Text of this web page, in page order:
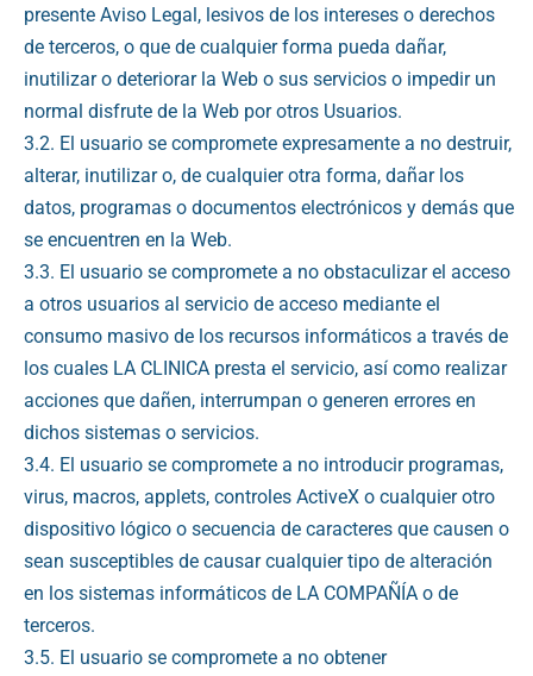
presente Aviso Legal, lesivos de los intereses o derechos
de terceros, o que de cualquier forma pueda dañar,
inutilizar o deteriorar la Web o sus servicios o impedir un
normal disfrute de la Web por otros Usuarios.
3.2. El usuario se compromete expresamente a no destruir,
alterar, inutilizar o, de cualquier otra forma, dañar los
datos, programas o documentos electrónicos y demás que
se encuentren en la Web.
3.3. El usuario se compromete a no obstaculizar el acceso
a otros usuarios al servicio de acceso mediante el
consumo masivo de los recursos informáticos a través de
los cuales LA CLINICA presta el servicio, así como realizar
acciones que dañen, interrumpan o generen errores en
dichos sistemas o servicios.
3.4. El usuario se compromete a no introducir programas,
virus, macros, applets, controles ActiveX o cualquier otro
dispositivo lógico o secuencia de caracteres que causen o
sean susceptibles de causar cualquier tipo de alteración
en los sistemas informáticos de LA COMPAÑÍA o de
terceros.
3.5. El usuario se compromete a no obtener